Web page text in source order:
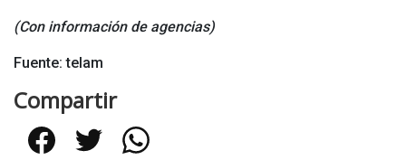
(Con información de agencias)
Fuente: telam
Compartir
FacebookTwitterWhatsApp